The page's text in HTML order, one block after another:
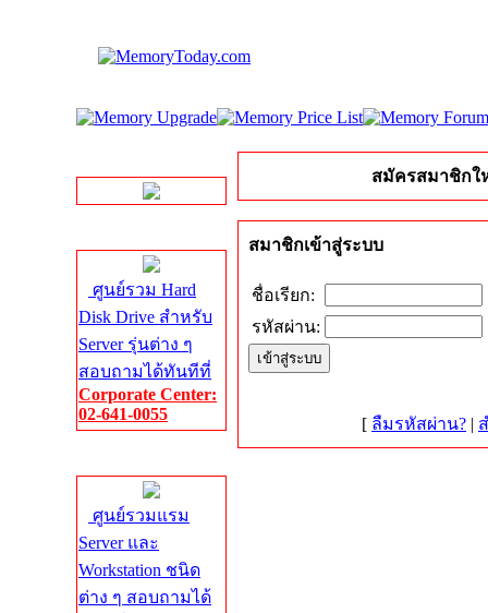
ศูนย์รวม Hard
Disk Drive สำหรับ
Server รุ่นต่าง ๆ
สอบถามได้ทันทีที่
Corporate Center:
02-641-0055
ศูนย์รวมแรม
Server และ
Workstation ชนิด
ต่าง ๆ สอบถามได้
สมัครสมาชิกใ
สมาชิกเข้าสู่ระบบ
ชื่อเรียก:
รหัสผ่าน:
[ ลืมรหัสผ่าน? |